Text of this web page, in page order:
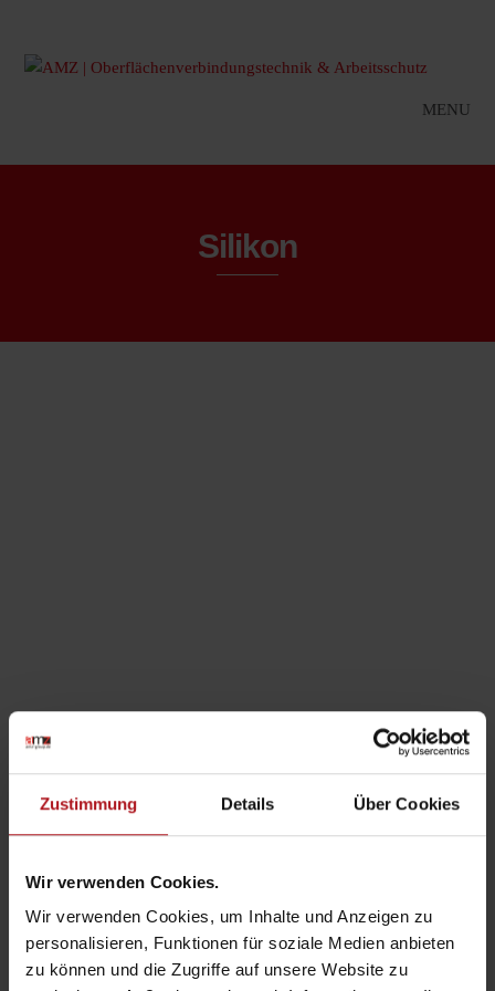
Zustimmung Details Über Cookies
Wir verwenden Cookies.
Wir verwenden Cookies, um Inhalte und Anzeigen zu
personalisieren, Funktionen für soziale Medien anbieten
zu können und die Zugriffe auf unsere Website zu
MENU
Silikon
14. APRIL 2023 BY MAXIMILIAN MÜLLER-AMRHEIN